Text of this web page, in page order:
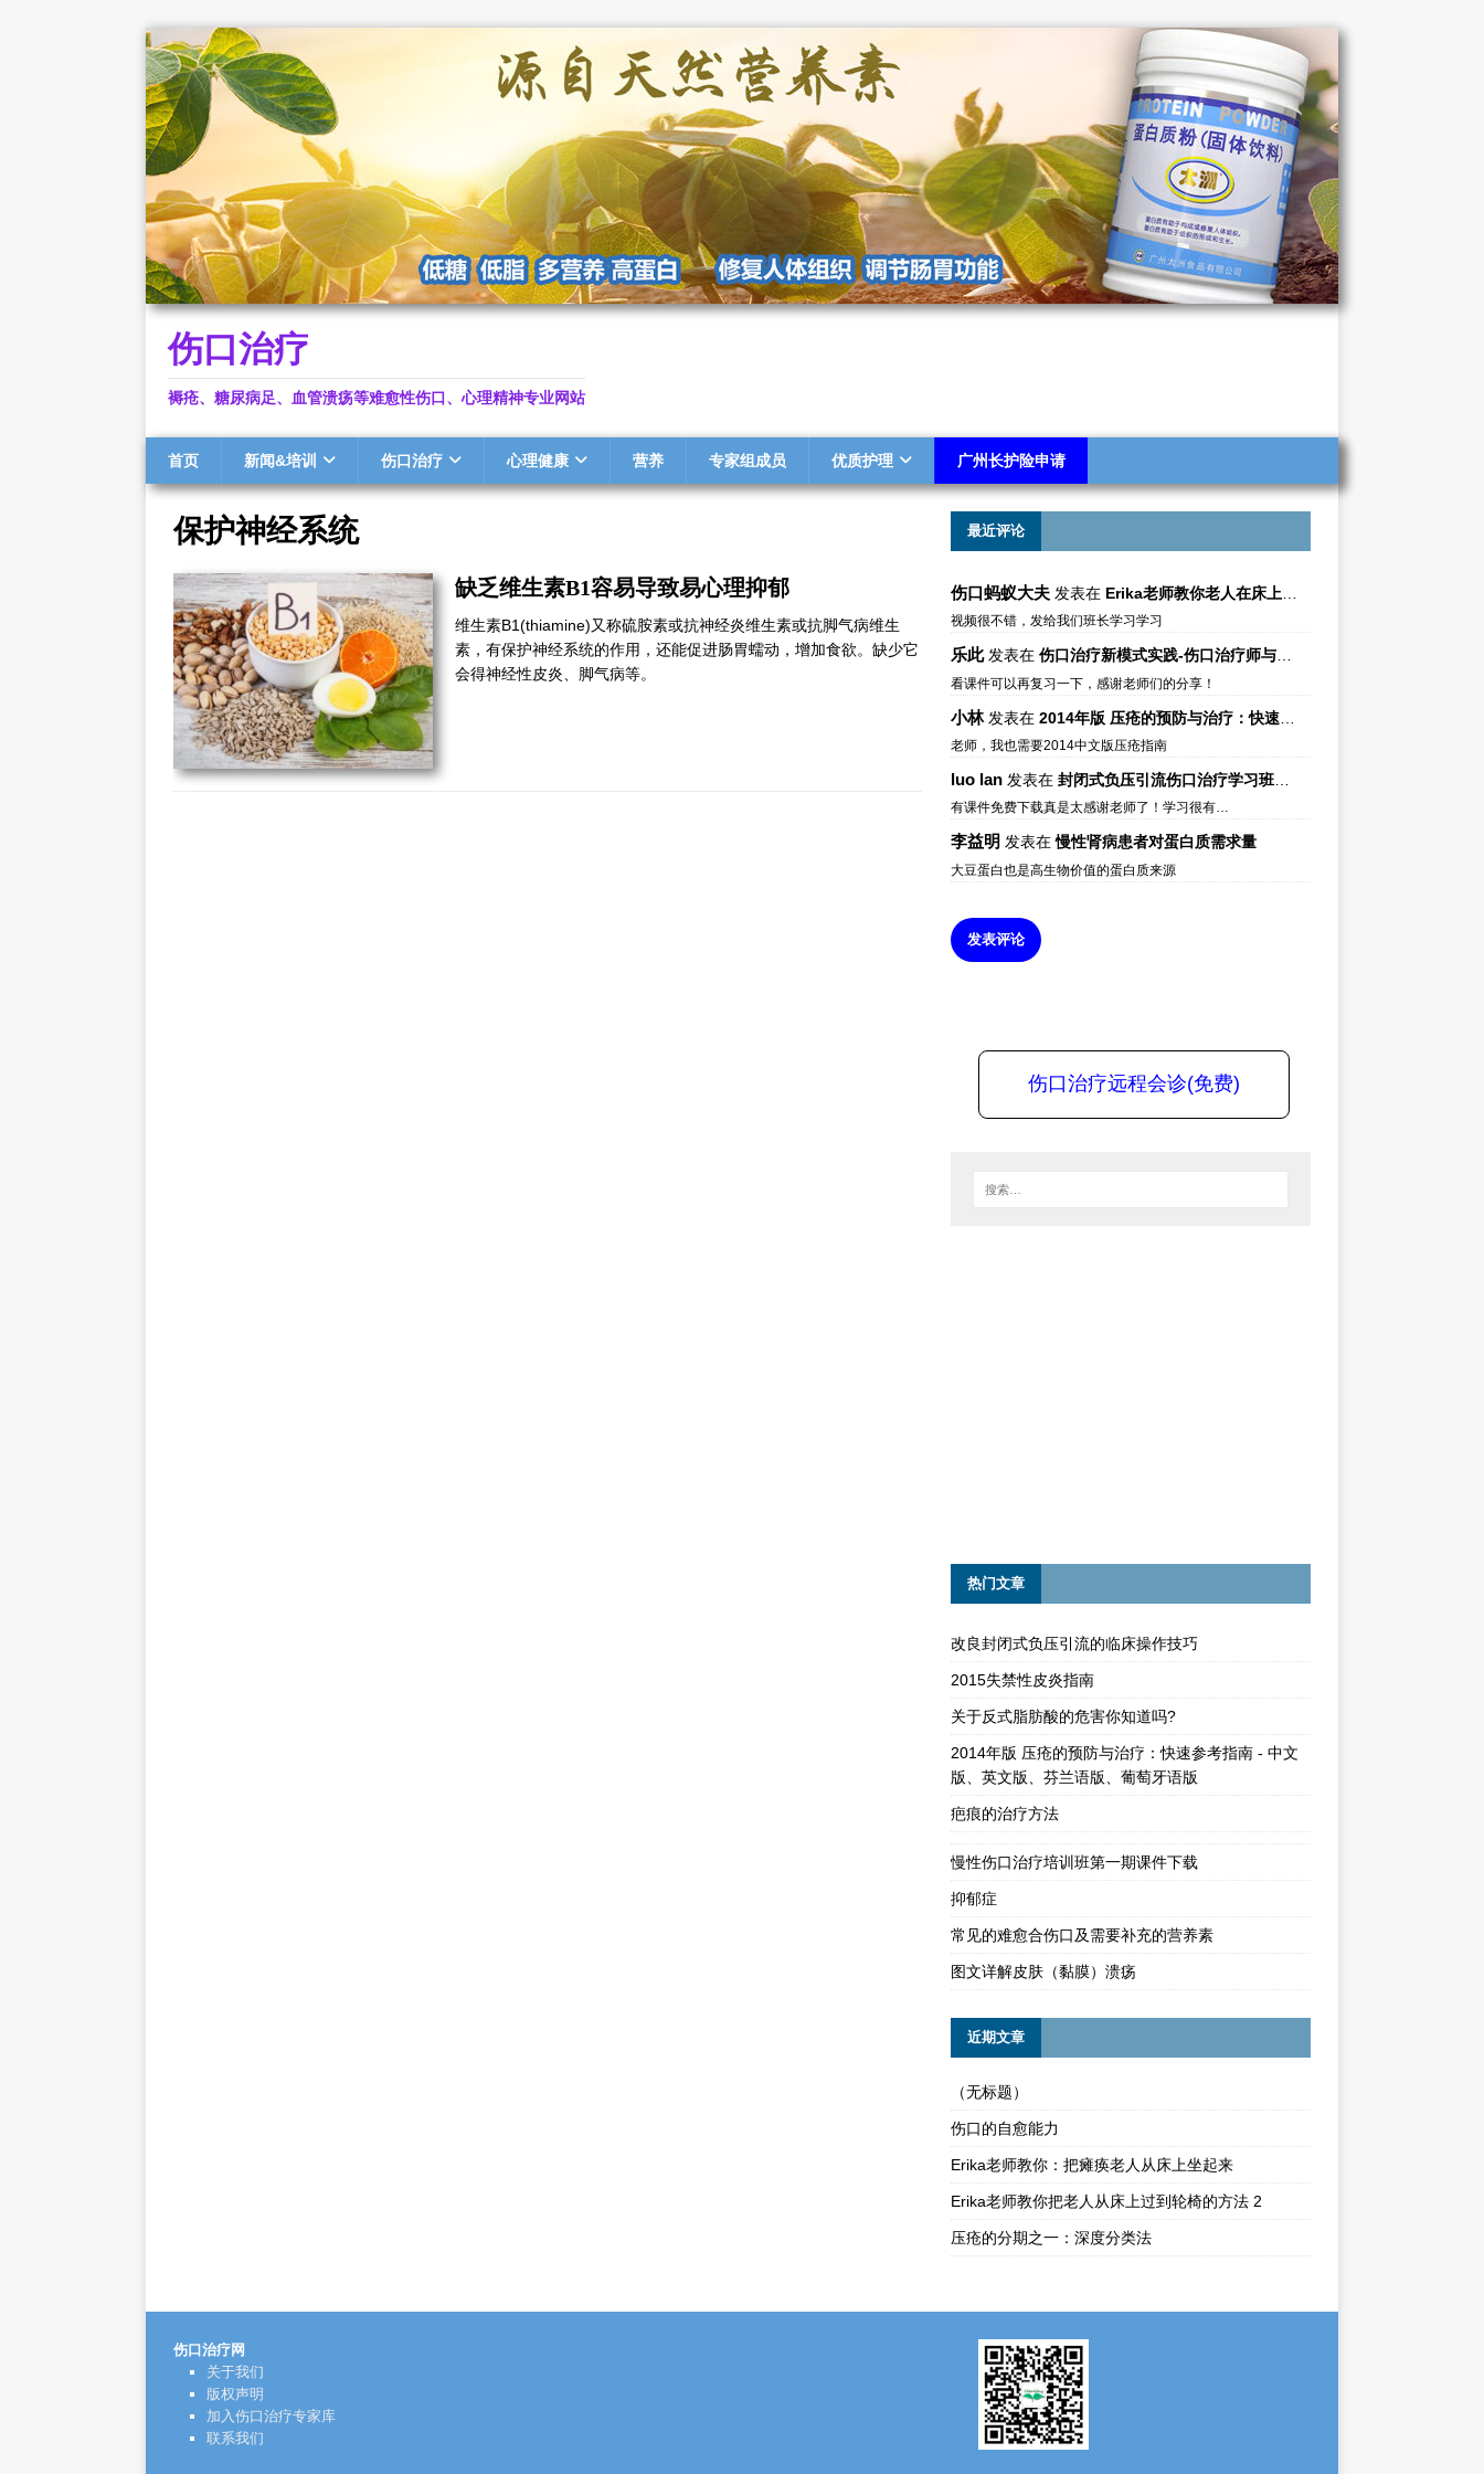
伤口治疗
褥疮、糖尿病足、血管溃疡等难愈性伤口、心理精神专业网站
首页 新闻&培训 伤口治疗 心理健康 营养 专家组成员 优质护理 广州长护险申请
保护神经系统
缺乏维生素B1容易导致易心理抑郁
维生素B1(thiamine)又称硫胺素或抗神经炎维生素或抗脚气病维生
素，有保护神经系统的作用，还能促进肠胃蠕动，增加食欲。缺少它
会得神经性皮炎、脚气病等。
最近评论
伤口蚂蚁大夫发表在 Erika老师教你老人在床上如何左右翻身
视频很不错，发给我们班长学习学习
乐此发表在 伤口治疗新模式实践-伤口治疗师与伤口专科
看课件可以再复习一下，感谢老师们的分享！
小林发表在 2014年版 压疮的预防与治疗：快速参考指南 – 中文版、英文版、芬兰语版、葡萄牙语版
老师，我也需要2014中文版压疮指南
luo lan发表在 封闭式负压引流伤口治疗学习班课件资料免费下载
有课件免费下载真是太感谢老师了！学习很有…
李益明 发表在慢性肾病患者对蛋白质需求量
大豆蛋白也是高生物价值的蛋白质来源
发表评论
伤口治疗远程会诊(免费)
热门文章
改良封闭式负压引流的临床操作技巧
2015失禁性皮炎指南
关于反式脂肪酸的危害你知道吗?
2014年版 压疮的预防与治疗：快速参考指南 - 中文
版、英文版、芬兰语版、葡萄牙语版
疤痕的治疗方法
慢性伤口治疗培训班第一期课件下载
抑郁症
常见的难愈合伤口及需要补充的营养素
图文详解皮肤（黏膜）溃疡
近期文章
（无标题）
伤口的自愈能力
Erika老师教你：把瘫痪老人从床上坐起来
Erika老师教你把老人从床上过到轮椅的方法 2
压疮的分期之一：深度分类法
伤口治疗网
关于我们
版权声明
加入伤口治疗专家库
联系我们